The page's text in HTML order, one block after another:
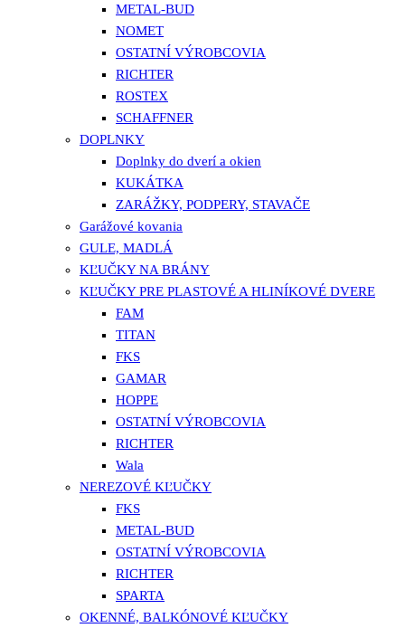
METAL-BUD
NOMET
OSTATNÍ VÝROBCOVIA
RICHTER
ROSTEX
SCHAFFNER
DOPLNKY
Doplnky do dverí a okien
KUKÁTKA
ZARÁŽKY, PODPERY, STAVAČE
Garážové kovania
GULE, MADLÁ
KĽUČKY NA BRÁNY
KĽUČKY PRE PLASTOVÉ A HLINÍKOVÉ DVERE
FAM
TITAN
FKS
GAMAR
HOPPE
OSTATNÍ VÝROBCOVIA
RICHTER
Wala
NEREZOVÉ KĽUČKY
FKS
METAL-BUD
OSTATNÍ VÝROBCOVIA
RICHTER
SPARTA
OKENNÉ, BALKÓNOVÉ KĽUČKY